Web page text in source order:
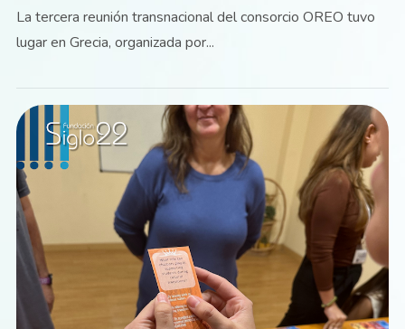
La tercera reunión transnacional del consorcio OREO tuvo
lugar en Grecia, organizada por...